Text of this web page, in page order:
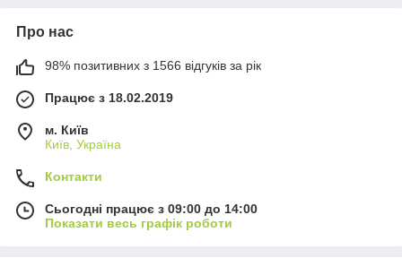
Про нас
98% позитивних з 1566 відгуків за рік
Працює з 18.02.2019
м. Київ
Київ, Україна
Контакти
Сьогодні працює з 09:00 до 14:00
Показати весь графік роботи